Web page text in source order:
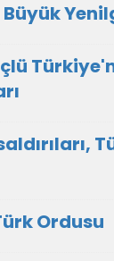
Büyük
Ordusu